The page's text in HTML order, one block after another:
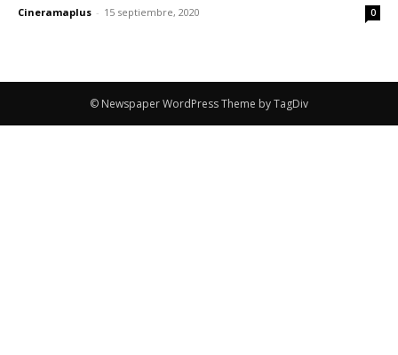
Cineramaplus - 15 septiembre, 2020 0
© Newspaper WordPress Theme by TagDiv